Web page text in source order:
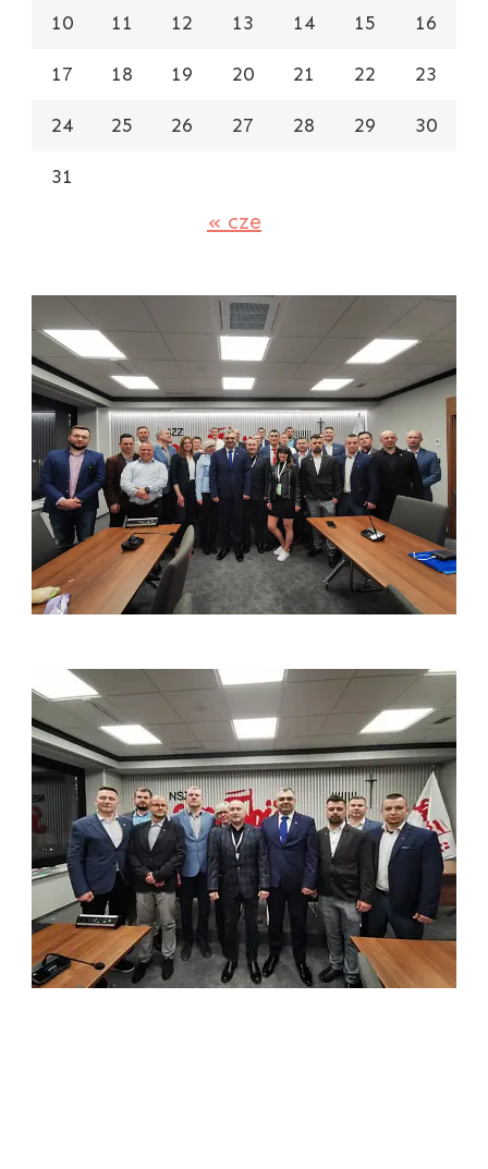
10 11 12 13 14 15 16
17 18 19 20 21 22 23
24 25 26 27 28 29 30
31
« cze